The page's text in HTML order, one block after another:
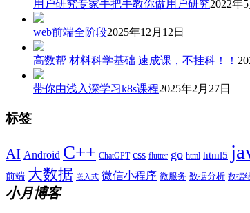
用户研究专家手把手教你做用户研究2022年
web前端全阶段2025年12月12日
高数帮 材料科学基础 速成课，不挂科！！
带你由浅入深学习k8s课程2025年2月27日
标签
AI Android C++ ChatGPT css flutter go html html5
前端 大数据 嵌入式 微信小程序 微服务 数据分析 数据
小月博客